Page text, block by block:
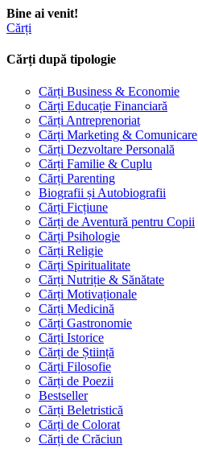
Bine ai venit!
Cărți
Cărți după tipologie
Cărți Business & Economie
Cărți Educație Financiară
Cărți Antreprenoriat
Cărți Marketing & Comunicare
Cărți Dezvoltare Personală
Cărți Familie & Cuplu
Cărți Parenting
Biografii și Autobiografii
Cărți Ficțiune
Cărți de Aventură pentru Copii
Cărți Psihologie
Cărți Religie
Cărți Spiritualitate
Cărți Nutriție & Sănătate
Cărți Motivaționale
Cărți Medicină
Cărți Gastronomie
Cărți Istorice
Cărți de Știință
Cărți Filosofie
Cărți de Poezii
Bestseller
Cărți Beletristică
Cărți de Colorat
Cărți de Crăciun